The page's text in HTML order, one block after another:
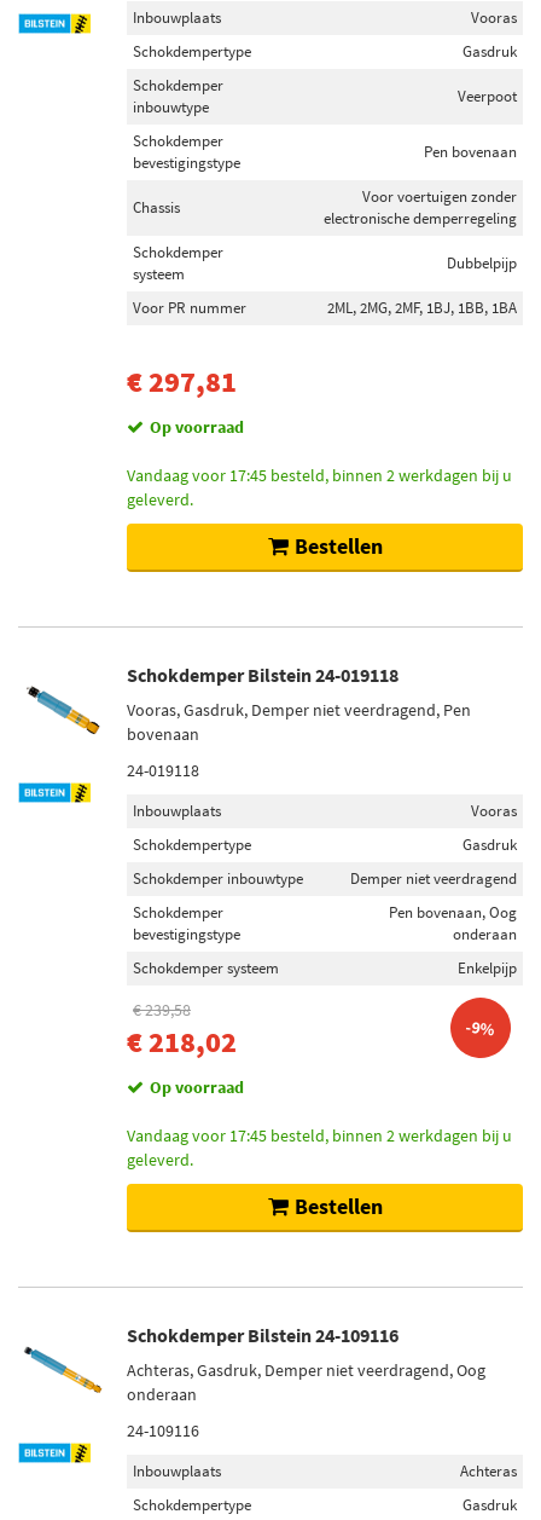
Inbouwplaats
Vooras
Schokdempertype
Gasdruk
Schokdemper
inbouwtype
Veerpoot
Schokdemper
bevestigingstype
Pen bovenaan
Chassis
Voor voertuigen zonder
electronische demperregeling
Schokdemper
systeem
Dubbelpijp
Voor PR nummer 2ML, 2MG, 2MF, 1BJ, 1BB, 1BA
€ 297,81
Op voorraad
Vandaag voor 17:45 besteld, binnen 2 werkdagen bij u
geleverd.
Bestellen
Schokdemper Bilstein 24-019118
Vooras, Gasdruk, Demper niet veerdragend, Pen
bovenaan
24-019118
Inbouwplaats
Vooras
Schokdempertype
Gasdruk
Schokdemper inbouwtype
Demper niet veerdragend
Schokdemper
bevestigingstype
Pen bovenaan, Oog
onderaan
Schokdemper systeem
Enkelpijp
€ 239,58
€ 218,02 -9%
Op voorraad
Vandaag voor 17:45 besteld, binnen 2 werkdagen bij u
geleverd.
Bestellen
Schokdemper Bilstein 24-109116
Achteras, Gasdruk, Demper niet veerdragend, Oog
onderaan
24-109116
Inbouwplaats
Achteras
Schokdempertype
Gasdruk